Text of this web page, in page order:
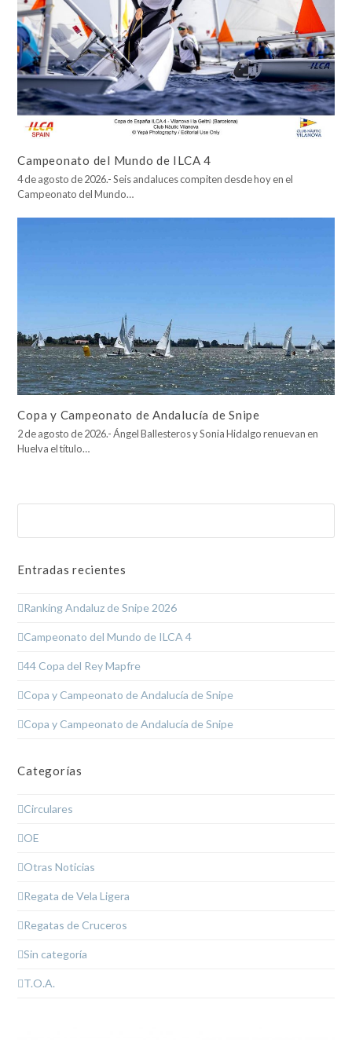
Campeonato del Mundo de ILCA 4
4 de agosto de 2026.- Seis andaluces compiten desde hoy en el
Campeonato del Mundo…
Copa y Campeonato de Andalucía de Snipe
2 de agosto de 2026.- Ángel Ballesteros y Sonia Hidalgo renuevan en
Huelva el título…
Entradas recientes
Ranking Andaluz de Snipe 2026
Campeonato del Mundo de ILCA 4
44 Copa del Rey Mapfre
Copa y Campeonato de Andalucía de Snipe
Copa y Campeonato de Andalucía de Snipe
Categorías
Circulares
OE
Otras Noticias
Regata de Vela Ligera
Regatas de Cruceros
Sin categoría
T.O.A.